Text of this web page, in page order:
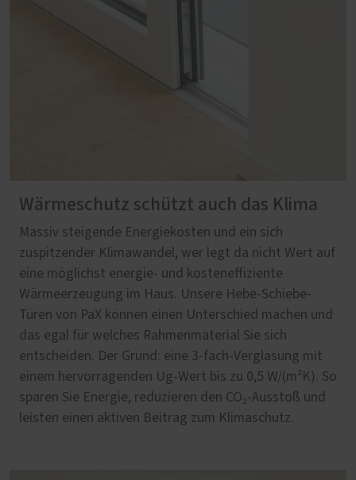
Wärmeschutz schützt auch das Klima
Massiv steigende Energiekosten und ein sich
zuspitzender Klimawandel, wer legt da nicht Wert auf
eine möglichst energie- und kosteneffiziente
Wärmeerzeugung im Haus. Unsere Hebe-Schiebe-
Türen von PaX können einen Unterschied machen und
das egal für welches Rahmenmaterial Sie sich
entscheiden. Der Grund: eine 3-fach-Verglasung mit
einem hervorragenden Ug-Wert bis zu 0,5 W/(m²K). So
sparen Sie Energie, reduzieren den CO₂-Ausstoß und
leisten einen aktiven Beitrag zum Klimaschutz.